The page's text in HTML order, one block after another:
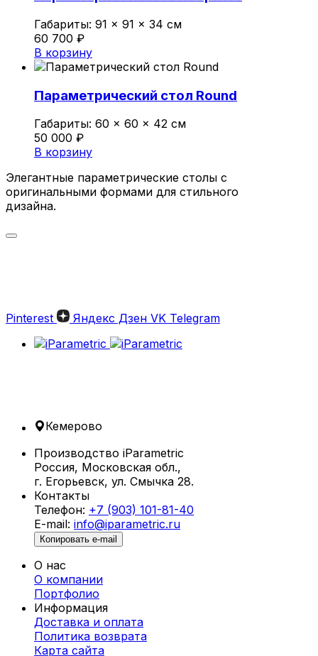
Габариты: 91 × 91 × 34 см
60 700 ₽
В корзину
Параметрический стол Round
Габариты: 60 × 60 × 42 см
50 000 ₽
В корзину
Элегантные параметрические столы с
оригинальными формами для стильного
дизайна.
Параметрические столы — это уникальные
предметы мебели, которые выделяются
сложными геометрическими формами и
от домашних пространств до коммерческих
помещений.
Что такое параметрические столы?
Параметрические столы в
Кемерове изготавливаются с использованием
алгоритмического проектирования, что
позволяет создавать изделия с уникальной
геометрией. Этот подход открывает
бесконечные возможности для
персонализации, чтобы каждый стол идеально
вписывался в ваш интерьер и отвечал
функциональным требованиям.
Преимущества параметрических
столов
Pinterest Яндекс Дзен VK Telegram
Кемерово
Производство iParametric
Россия, Московская обл.,
г. Егорьевск, ул. Смычка 28.
Контакты
Телефон: +7 (903) 101-81-40
E-mail: info@iparametric.ru
Копировать e-mail
О нас
О компании
Портфолио
Информация
Доставка и оплата
Политика возврата
Карта cайта